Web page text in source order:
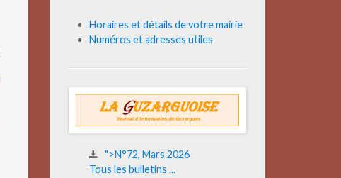
Horaires et détails de votre mairie
Numéros et adresses utiles
">N°72, Mars 2026
Tous les bulletins ...